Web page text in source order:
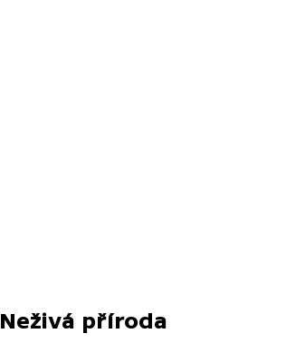
Neživá příroda